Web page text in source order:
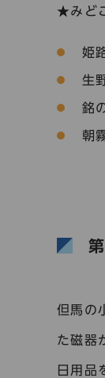
★みど
姫
生
銘
朝
但馬の
た磁器
日用品